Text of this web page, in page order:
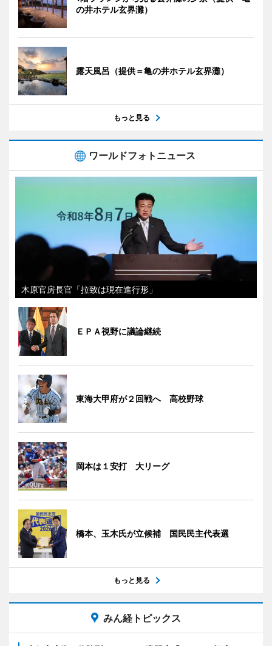
の井ホテル玄界灘）
露天風呂（提供＝亀の井ホテル玄界灘）
もっと見る
ワールドフォトニュース
木原官房長官「拉致は現在進行形」
ＥＰＡ視野に議論継続
東海大甲府が２回戦へ 高校野球
岡本は１安打 大リーグ
橋本、玉木氏が立候補 国民民主代表選
もっと見る
みん経トピックス